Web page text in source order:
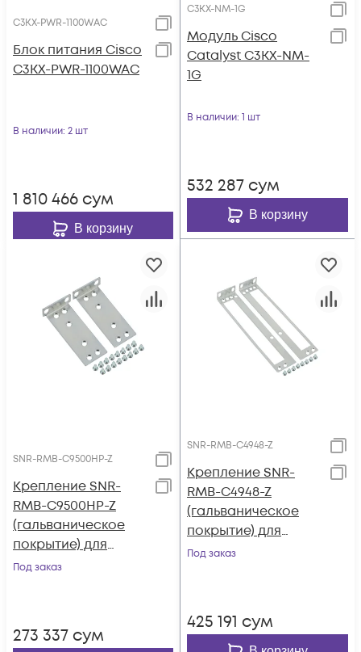
C3KX-PWR-1100WAC
Блок питания Cisco
C3KX-PWR-1100WAC
В наличии: 2 шт
1 810 466 сум
В корзину
C3KX-NM-1G
Модуль Cisco
Catalyst C3KX-NM-
1G
В наличии: 1 шт
532 287 сум
В корзину
SNR-RMB-C9500HP-Z
Крепление SNR-
RMB-C9500HP-Z
(гальваническое
покрытие) для
коммутаторов
Под заказ
273 337 сум
SNR-RMB-C4948-Z
Крепление SNR-
RMB-C4948-Z
(гальваническое
покрытие) для
коммутаторов
Под заказ
425 191 сум